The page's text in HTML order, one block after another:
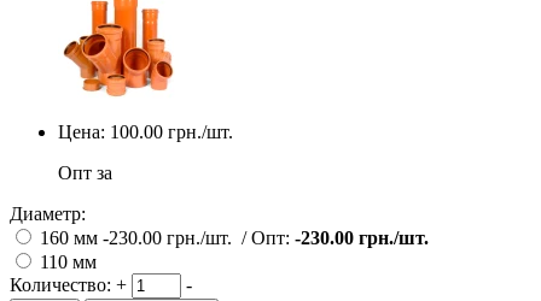
Цена: 100.00 грн./шт.
Опт за
Диаметр:
160 мм -230.00 грн./шт. /Опт: -230.00 грн./шт.
110 мм
Количество: + -